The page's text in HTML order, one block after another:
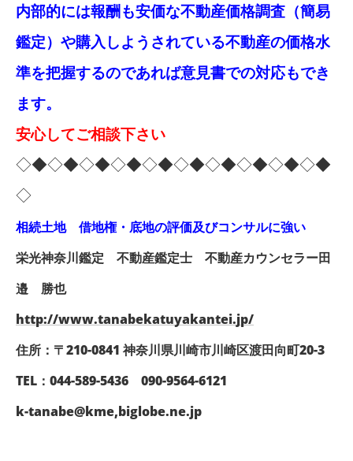
内部的には報酬も安価な不動産価格調査（簡易
鑑定）や購入しようされている不動産の価格水
準を把握するのであれば意見書での対応もでき
ます。
安心してご相談下さい
◇◆◇◆◇◆◇◆◇◆◇◆◇◆◇◆◇◆◇◆
◇
相続土地 借地権・底地の評価及びコンサルに強い
栄光神奈川鑑定 不動産鑑定士 不動産カウンセラー田
邉 勝也
http://www.tanabekatuyakantei.jp/
住所：〒210-0841 神奈川県川崎市川崎区渡田向町20-3
TEL：044-589-5436 090-9564-6121
k-tanabe@kme,biglobe.ne.jp